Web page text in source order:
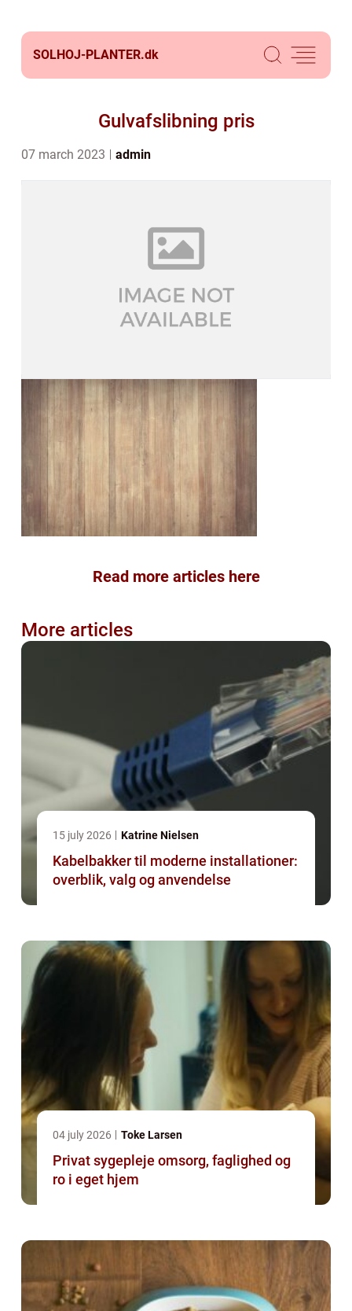
SOLHOJ-PLANTER.dk
Gulvafslibning pris
07 march 2023 admin
Read more articles here
More articles
15 july 2026 Katrine Nielsen
Kabelbakker til moderne installationer:
overblik, valg og anvendelse
04 july 2026 Toke Larsen
Privat sygepleje omsorg, faglighed og
ro i eget hjem